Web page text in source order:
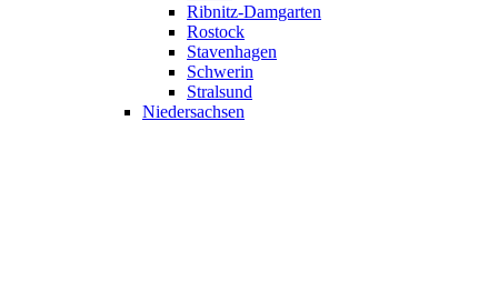
Ribnitz-Damgarten
Rostock
Stavenhagen
Schwerin
Stralsund
Niedersachsen